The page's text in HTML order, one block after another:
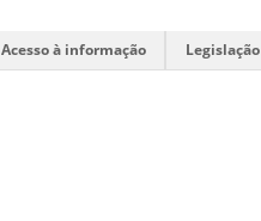
Acesso à informação Legislação